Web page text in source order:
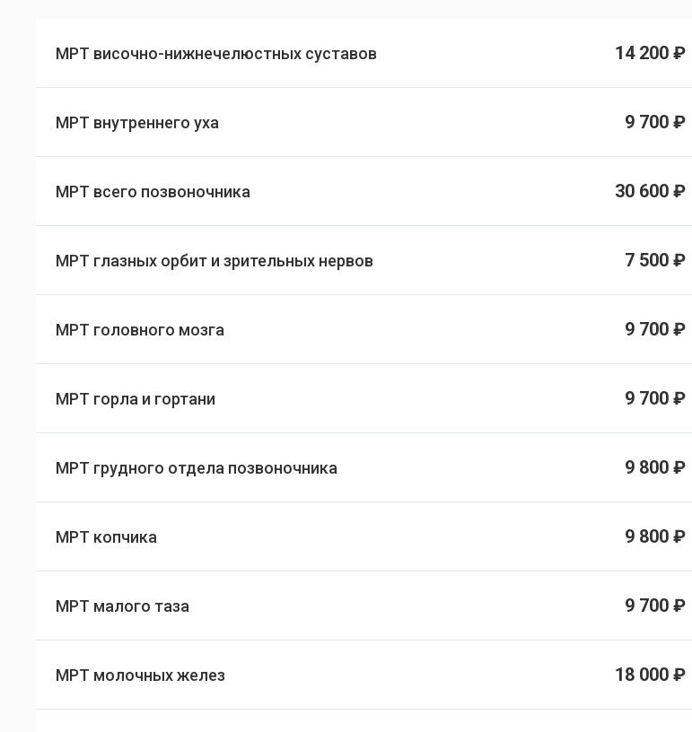
МРТ височно-нижнечелюстных суставов 14 200 ₽
МРТ внутреннего уха 9 700 ₽
МРТ всего позвоночника 30 600 ₽
МРТ глазных орбит и зрительных нервов 7 500 ₽
МРТ головного мозга 9 700 ₽
МРТ горла и гортани 9 700 ₽
МРТ грудного отдела позвоночника 9 800 ₽
МРТ копчика 9 800 ₽
МРТ малого таза 9 700 ₽
МРТ молочных желез 18 000 ₽